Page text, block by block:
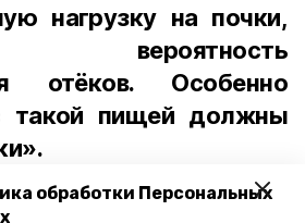
обработки Персональных
нагрузку на почки,
вероятность
отёков. Особенно
такой пищей должны
человека безопасной